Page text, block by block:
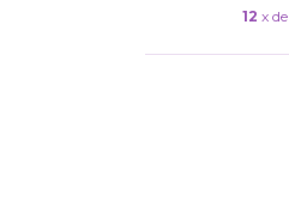
12 x de